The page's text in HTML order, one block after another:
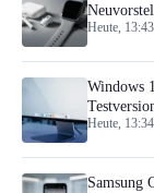
Heute,
Windows
Heute,
Samsung